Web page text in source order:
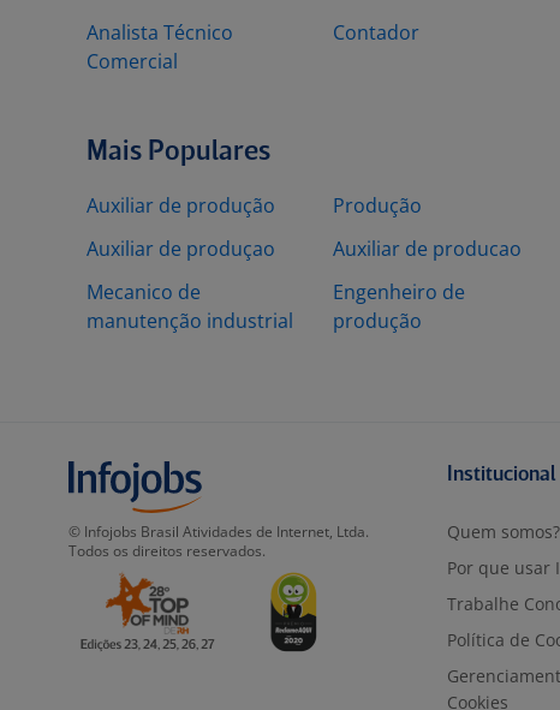
Analista Técnico
Comercial
Contador
Mais Populares
Auxiliar de produção
Auxiliar de produçao
Mecanico de
manutenção industrial
Produção
Auxiliar de producao
Engenheiro de
produção
© Infojobs Brasil Atividades de Internet, Ltda.
Todos os direitos reservados.
Institucional
Quem somos?
Por que usar
Trabalhe
Política de
Cookies